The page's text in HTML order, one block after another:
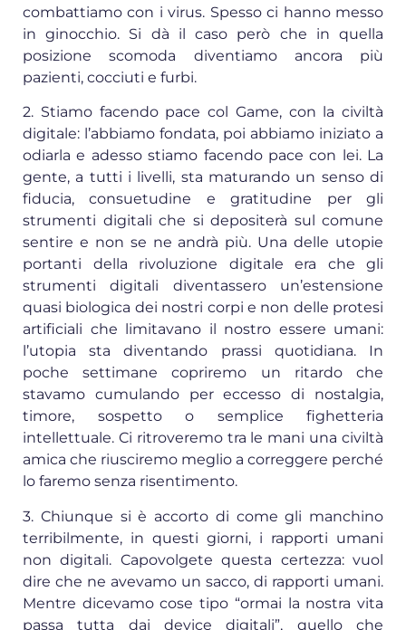
combattiamo con i virus. Spesso ci hanno messo
in ginocchio. Si dà il caso però che in quella
posizione scomoda diventiamo ancora più
pazienti, cocciuti e furbi.
2. Stiamo facendo pace col Game, con la civiltà
digitale: l’abbiamo fondata, poi abbiamo iniziato a
odiarla e adesso stiamo facendo pace con lei. La
gente, a tutti i livelli, sta maturando un senso di
fiducia, consuetudine e gratitudine per gli
strumenti digitali che si depositerà sul comune
sentire e non se ne andrà più. Una delle utopie
portanti della rivoluzione digitale era che gli
strumenti digitali diventassero un’estensione
quasi biologica dei nostri corpi e non delle protesi
artificiali che limitavano il nostro essere umani:
l’utopia sta diventando prassi quotidiana. In
poche settimane copriremo un ritardo che
stavamo cumulando per eccesso di nostalgia,
timore, sospetto o semplice fighetteria
intellettuale. Ci ritroveremo tra le mani una civiltà
amica che riusciremo meglio a correggere perché
lo faremo senza risentimento.
3. Chiunque si è accorto di come gli manchino
terribilmente, in questi giorni, i rapporti umani
non digitali. Capovolgete questa certezza: vuol
dire che ne avevamo un sacco, di rapporti umani.
Mentre dicevamo cose tipo “ormai la nostra vita
passa tutta dai device digitali”, quello che